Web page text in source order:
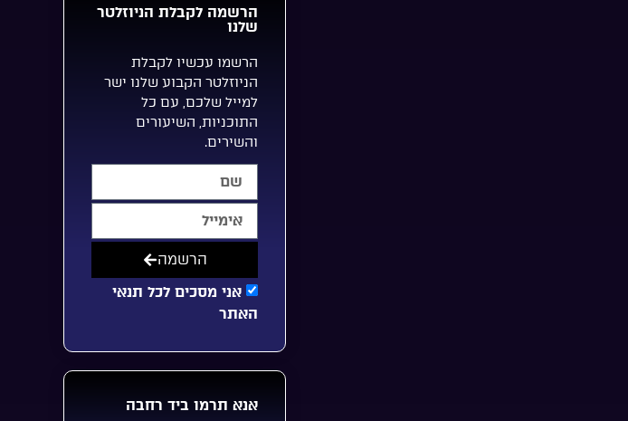
הרשמה לקבלת הניוזלטר
שלנו
הרשמו עכשיו לקבלת
הניוזלטר הקבוע שלנו ישר
למייל שלכם, עם כל
התוכניות, השיעורים
והשירים.
אני מסכים לכל תנאי
האתר
הרשמה
אנא תרמו ביד רחבה